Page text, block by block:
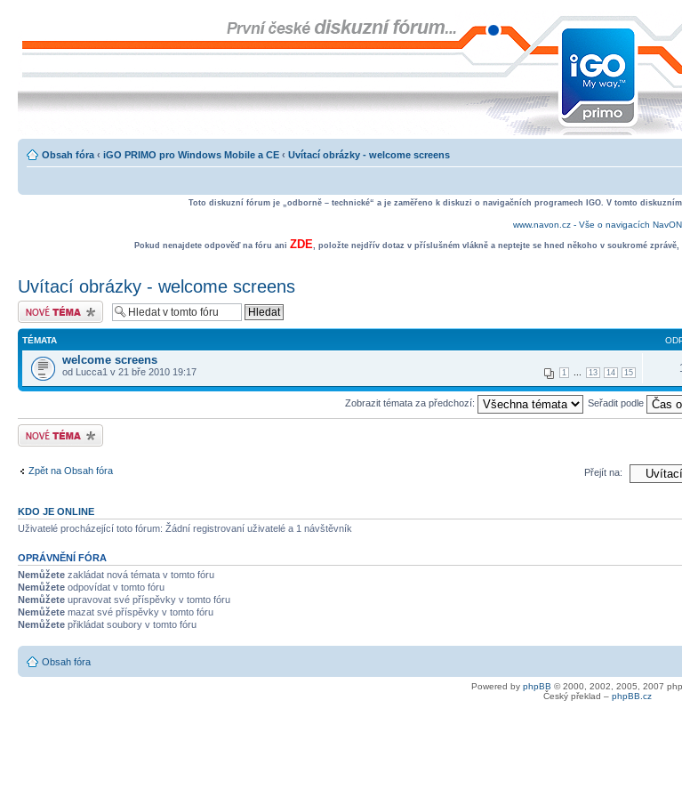
Obsah fóra ‹ iGO PRIMO pro Windows Mobile a CE ‹ Uvítací obrázky - welcome screens
Toto diskuzní fórum je „odborně – technické“ a je zaměřeno k diskuzi o navigačních programech IGO. V tomto
www.navon.cz - Vše o navigacích NavON
Pokud nenajdete odpověď na fóru ani ZDE, položte nejdřív dotaz v příslušném vlákně a neptejte se hned někoho v soukromé
Uvítací obrázky - welcome screens
Odeslat nové téma
TÉMATA
welcome screens
1 13 14 15
od Lucca1 v 21 bře 2010 19:17
Zobrazit témata za předchozí: Seřadit podle
Odeslat nové téma
Zpět na Obsah fóra Přejít na:
KDO JE ONLINE
Uživatelé procházející toto fórum: Žádní registrovaní uživatelé a 1 návštěvník
OPRÁVNĚNÍ FÓRA
Nemůžete zakládat nová témata v tomto fóru
Nemůžete odpovídat v tomto fóru
Nemůžete upravovat své příspěvky v tomto fóru
Nemůžete mazat své příspěvky v tomto fóru
Nemůžete přikládat soubory v tomto fóru
Obsah fóra
Powered by phpBB © 2000, 2002, 2005, 2007
Český překlad – phpBB.cz